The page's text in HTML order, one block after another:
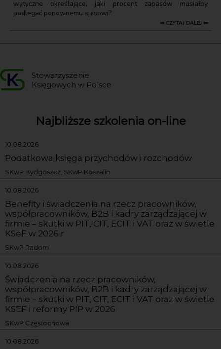
wytyczne określające, jaki procent zapasów musiałby
podlegać ponownemu spisowi?
⇒ CZYTAJ DALEJ ⇐
Stowarzyszenie
Księgowych w Polsce
Najbliższe szkolenia on-line
10.08.2026
Podatkowa księga przychodów i rozchodów
SKwP Bydgoszcz, SKwP Koszalin
10.08.2026
Benefity i świadczenia na rzecz pracowników,
współpracowników, B2B i kadry zarządzającej w
firmie – skutki w PIT, CIT, ECIT i VAT oraz w świetle
KSeF w 2026 r
SKwP Radom
10.08.2026
Świadczenia na rzecz pracowników,
współpracowników, B2B i kadry zarządzającej w
firmie – skutki w PIT, CIT, ECIT i VAT oraz w świetle
KSEF i reformy PIP w 2026
SKwP Częstochowa
10.08.2026